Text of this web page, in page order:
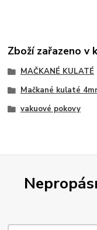
Zboží zařazeno v
MAČKANÉ KULATÉ
Mačkané kulaté
vakuové pokovy